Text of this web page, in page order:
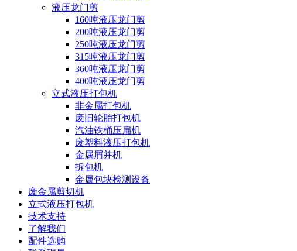
液压龙门剪
160吨液压龙门剪
200吨液压龙门剪
250吨液压龙门剪
315吨液压龙门剪
360吨液压龙门剪
400吨液压龙门剪
立式液压打包机
非金属打包机
废旧轮胎打包机
汽油铁桶压扁机
废塑料液压打包机
金属屑并机
拆包机
金属包块检测设备
废金属剪切机
立式液压打包机
技术支持
了解我们
配件选购